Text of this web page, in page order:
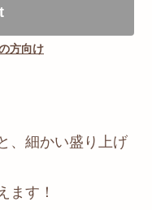
方向け
、細かい盛り上げ
ます！